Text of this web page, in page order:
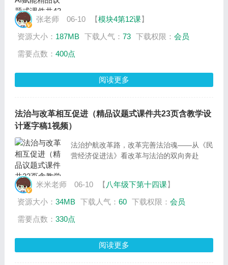
张老师 06-10 【模块4第12课】
资源大小： 187MB 下载人气： 73 下载权限： 会员
需要点数： 400点
阅读更多
法治与改革相互促进（精品议题式课件共23页含教学设
计逐字稿1视频）
法治护航改革路，改革完善法治魂——从《民
营经济促进法》看改革与法治的双向奔赴
米米老师 06-10 【 八年级下第十四课】
资源大小： 34MB 下载人气： 60 下载权限： 会员
需要点数： 330点
阅读更多